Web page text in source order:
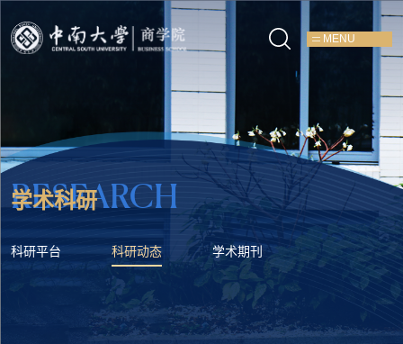
MENU
RESEARCH
学术科研
科研平台 科研动态 学术期刊